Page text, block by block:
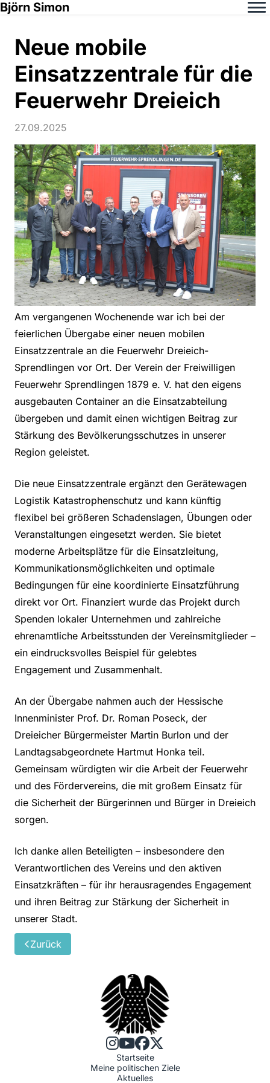
Björn Simon
Neue mobile
Einsatzzentrale für die
Feuerwehr Dreieich
27.09.2025
Am vergangenen Wochenende war ich bei der
feierlichen Übergabe einer neuen mobilen
Einsatzzentrale an die Feuerwehr Dreieich-
Sprendlingen vor Ort. Der Verein der Freiwilligen
Feuerwehr Sprendlingen 1879 e. V. hat den eigens
ausgebauten Container an die Einsatzabteilung
übergeben und damit einen wichtigen Beitrag zur
Stärkung des Bevölkerungsschutzes in unserer
Region geleistet.
Die neue Einsatzzentrale ergänzt den Gerätewagen
Logistik Katastrophenschutz und kann künftig
flexibel bei größeren Schadenslagen, Übungen oder
Veranstaltungen eingesetzt werden. Sie bietet
moderne Arbeitsplätze für die Einsatzleitung,
Kommunikationsmöglichkeiten und optimale
Bedingungen für eine koordinierte Einsatzführung
direkt vor Ort. Finanziert wurde das Projekt durch
Spenden lokaler Unternehmen und zahlreiche
ehrenamtliche Arbeitsstunden der Vereinsmitglieder –
ein eindrucksvolles Beispiel für gelebtes
Engagement und Zusammenhalt.
An der Übergabe nahmen auch der Hessische
Innenminister Prof. Dr. Roman Poseck, der
Dreieicher Bürgermeister Martin Burlon und der
Landtagsabgeordnete Hartmut Honka teil.
Gemeinsam würdigten wir die Arbeit der Feuerwehr
und des Fördervereins, die mit großem Einsatz für
die Sicherheit der Bürgerinnen und Bürger in Dreieich
sorgen.
Ich danke allen Beteiligten – insbesondere den
Verantwortlichen des Vereins und den aktiven
Einsatzkräften – für ihr herausragendes Engagement
und ihren Beitrag zur Stärkung der Sicherheit in
unserer Stadt.
Zurück
Startseite
Meine politischen Ziele
Aktuelles